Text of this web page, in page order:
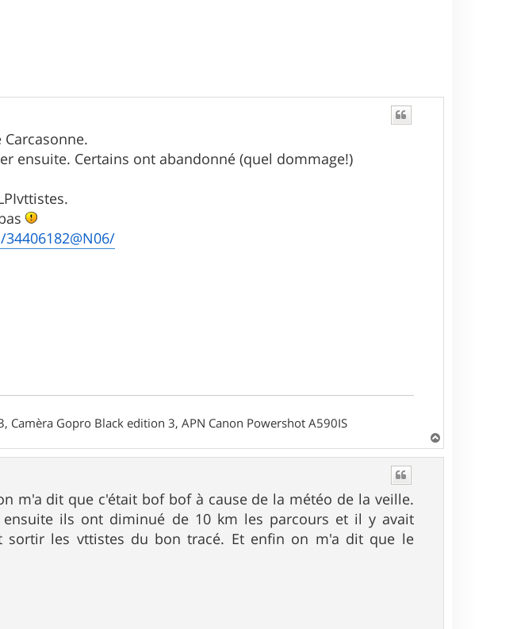
ensuite. Certains ont abandonné (quel dommage!)
Camèra Gopro Black edition 3, APN Canon Powershot A590IS
a
m'a dit que c'était bof bof à cause de la météo de la veille.
ils ont diminué de 10 km les parcours et il y avait
sortir les vttistes du bon tracé. Et enfin on m'a dit que le